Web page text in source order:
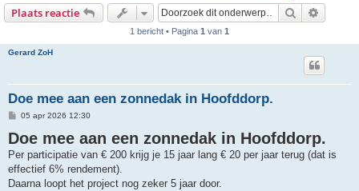
Plaats reactie Zoek
1 bericht • Pagina 1 van 1
Gerard ZoH
Doe mee aan een zonnedak in Hoofddorp.
B
r
i
c
t
05 apr 2026 12:30
Doe mee aan een zonnedak in Hoofddorp.
Per participatie van € 200 krijg je 15 jaar lang € 20 per jaar terug (dat is
effectief 6% rendement).
Daarna loopt het project nog zeker 5 jaar door.